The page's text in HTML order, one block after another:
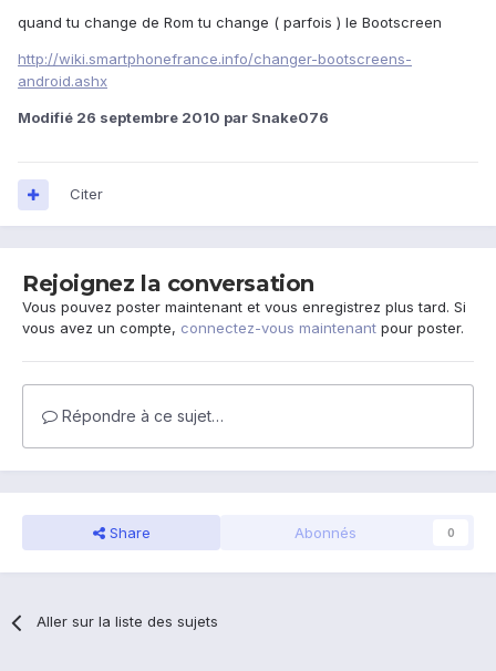
quand tu change de Rom tu change ( parfois ) le Bootscreen
http://wiki.smartphonefrance.info/changer-bootscreens-
android.ashx
Modifié 26 septembre 2010 par Snake076
Citer
Rejoignez la conversation
Vous pouvez poster maintenant et vous enregistrez plus tard. Si
vous avez un compte, connectez-vous maintenant pour poster.
Répondre à ce sujet…
Share Abonnés 0
Aller sur la liste des sujets